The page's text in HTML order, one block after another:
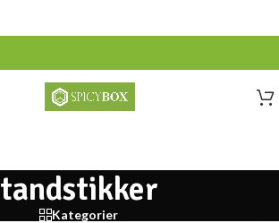
tandstikker
Kategorier